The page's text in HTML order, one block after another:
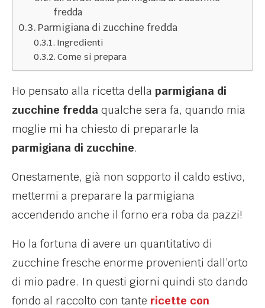
fredda
Parmigiana di zucchine fredda
Ingredienti
Come si prepara
Ho pensato alla ricetta della parmigiana di
zucchine fredda qualche sera fa, quando mia
moglie mi ha chiesto di prepararle la
parmigiana di zucchine.
Onestamente, già non sopporto il caldo estivo,
mettermi a preparare la parmigiana
accendendo anche il forno era roba da pazzi!
Ho la fortuna di avere un quantitativo di
zucchine fresche enorme provenienti dall’orto
di mio padre. In questi giorni quindi sto dando
fondo al raccolto con tante ricette con